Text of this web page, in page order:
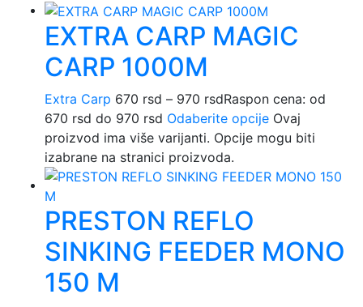
EXTRA CARP MAGIC
CARP 1000M
Extra Carp 670 rsd – 970 rsdRaspon cena: od
670 rsd do 970 rsd Odaberite opcije Ovaj
proizvod ima više varijanti. Opcije mogu biti
izabrane na stranici proizvoda.
PRESTON REFLO
SINKING FEEDER MONO
150 M